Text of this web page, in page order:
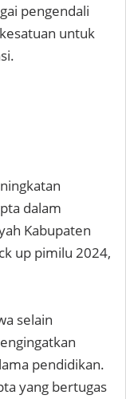
pengendali
untuk
dalam
Kabupaten
up pimilu 2024,
selain
pendidikan.
yang bertugas